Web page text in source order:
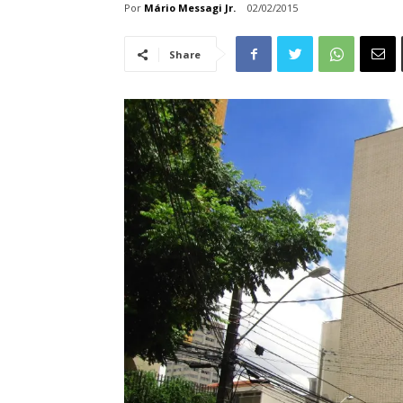
Por Mário Messagi Jr. 02/02/2015
Share